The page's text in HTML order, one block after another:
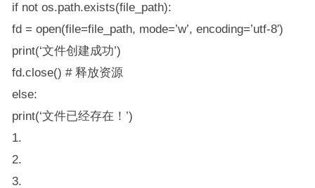
if not os.path.exists(file_path):
fd = open(file=file_path, mode=’w’, encoding=’utf-8′)
print(‘文件创建成功’)
fd.close() # 释放资源
else:
print(‘文件已经存在！’)
1.
2.
3.